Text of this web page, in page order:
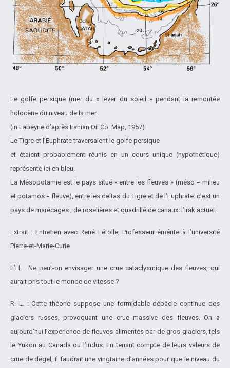
Le golfe persique (mer du « lever du soleil » pendant la remontée
holocène du niveau de la mer
(in Labeyrie d’après Iranian Oil Co. Map, 1957)
Le Tigre et l’Euphrate traversaient le golfe persique
et étaient probablement réunis en un cours unique (hypothétique)
représenté ici en bleu.
La Mésopotamie est le pays situé « entre les fleuves » (méso = milieu
et potamos = fleuve), entre les deltas du Tigre et de l’Euphrate: c’est un
pays de marécages , de roselières et quadrillé de canaux: l’Irak actuel.
Extrait : Entretien avec René Létolle, Professeur émérite à l’université
Pierre-et-Marie-Curie
L’H. : Ne peut-on envisager une crue cataclysmique des fleuves, qui
aurait pris tout le monde de vitesse ?
R. L. : Cette théorie suppose une formidable débâcle continue des
glaciers russes, provoquant une crue massive des fleuves. On a
aujourd’hui l’expérience de fleuves alimentés par de gros glaciers, tels
le Yukon au Canada ou l’Indus. En tenant compte de leurs valeurs de
crue de dégel, il faudrait une vingtaine d’années pour que le niveau du